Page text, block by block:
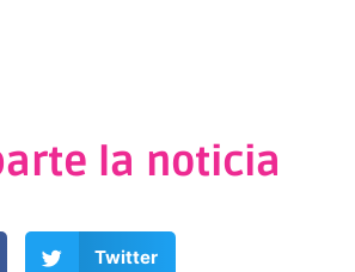
la noticia
Twitter